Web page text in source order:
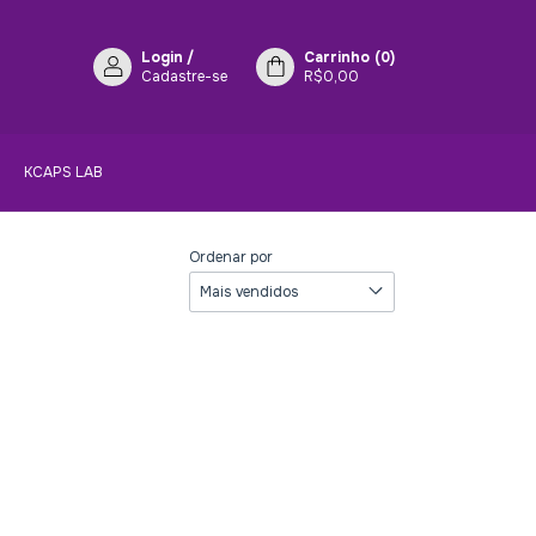
Login /
Cadastre-se
Carrinho (0)
R$0,00
KCAPS LAB
Ordenar por